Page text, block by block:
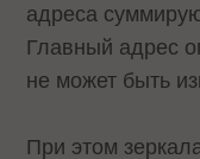
адреса
Главный адрес
не может быть
При этом